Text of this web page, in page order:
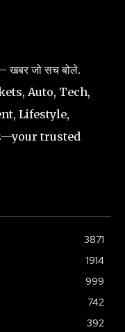
जो सच बोले.
Auto, Tech,
Lifestyle,
trusted
3871
1914
999
742
392